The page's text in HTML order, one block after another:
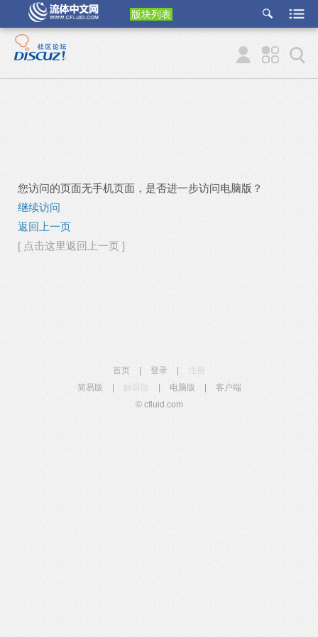
版块列表
etu
p
您访问的页面无手机页面，是否进一步访问电脑版？
继续访问
返回上一页
[ 点击这里返回上一页 ]
首页 登录
简易版
触屏版 电脑版
客户端
© cfluid.com